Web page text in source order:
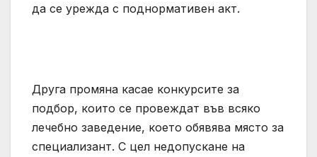
да се урежда с поднормативен акт.
Друга промяна касае конкурсите за
подбор, които се провеждат във всяко
лечебно заведение, което обявява място за
специализант. С цел недопускане на